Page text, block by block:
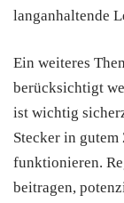
langanhaltende
Ein weiteres
berücksichtigt
ist wichtig
Stecker in gutem
funktionieren.
beitragen,